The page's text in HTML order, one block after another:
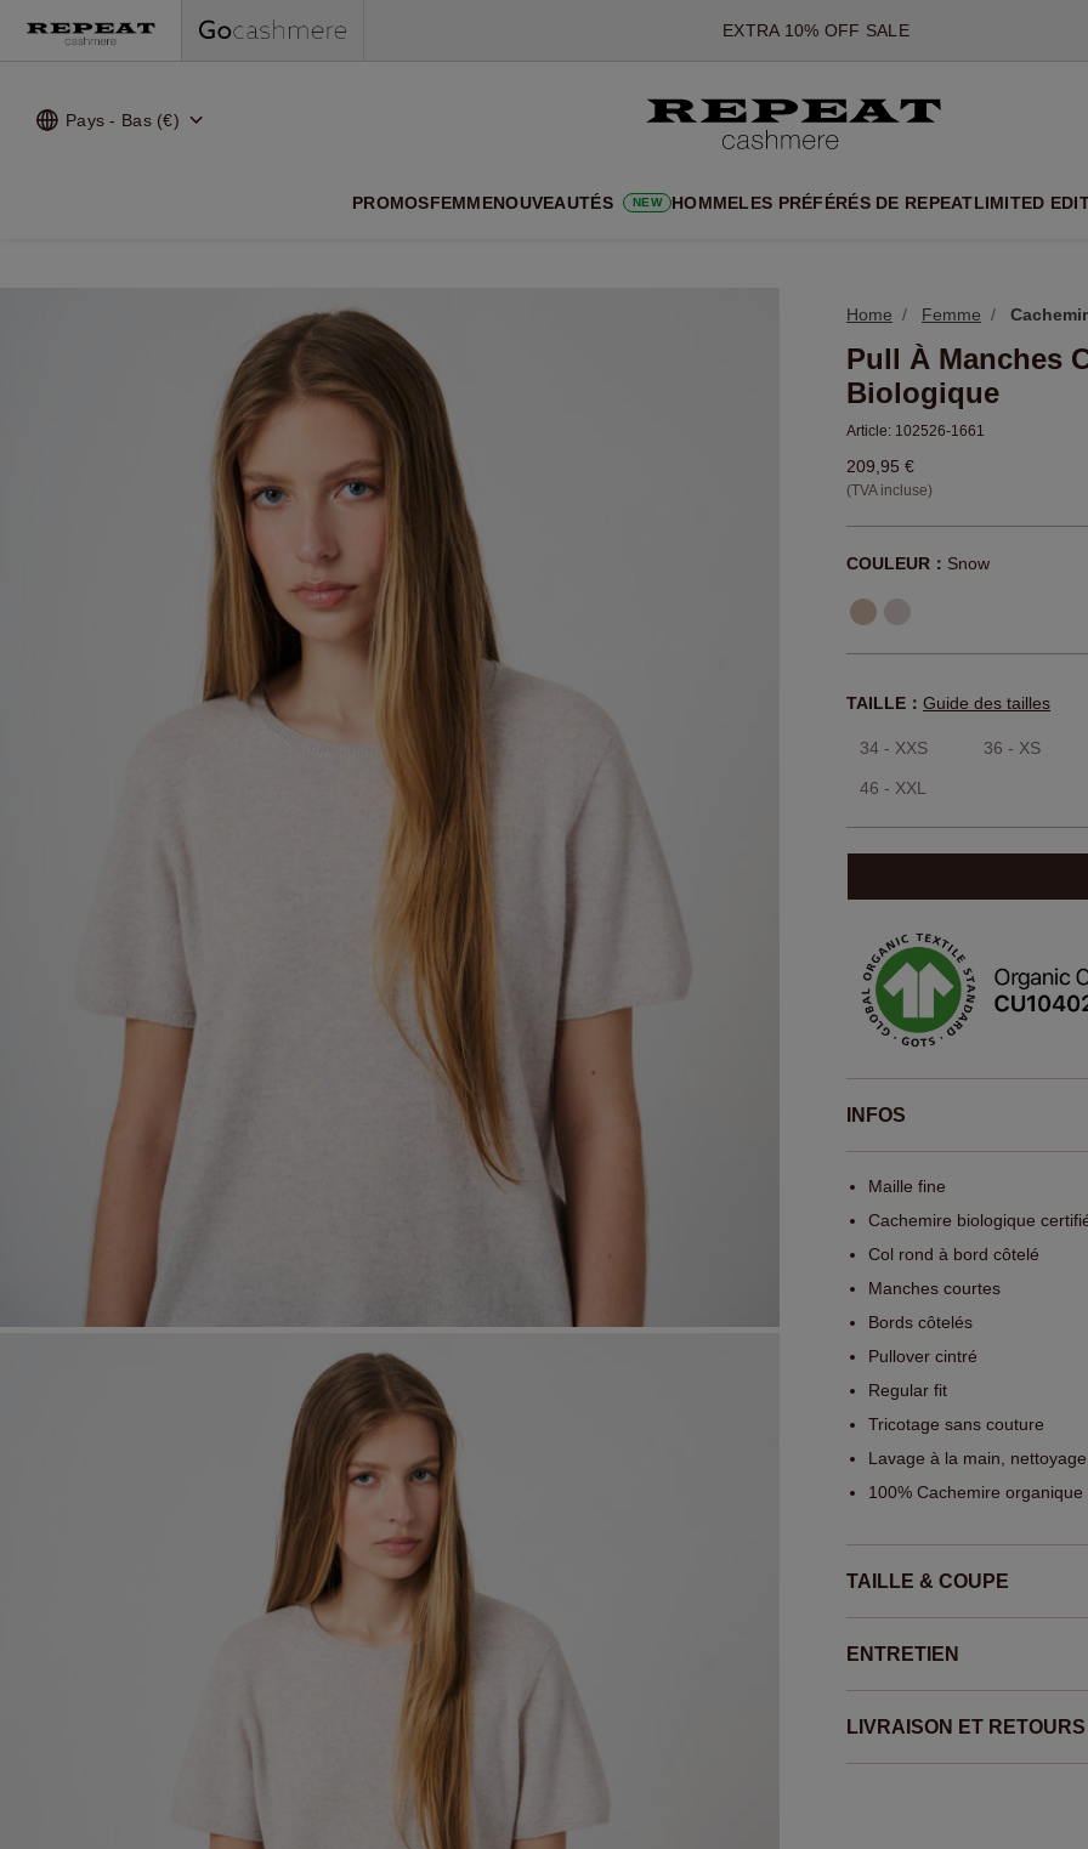
*CETTE OFFRE EST VALABLE JUSQU'AU 12 AOÛT 2026
*NON VALABLE SUR LIMITED EDITION
*EXCEPTIONS PEUVENT S'APPLIQUER
NOUVEAUTÉS EN CACHEMIRE
EXTRA 10% OFF SALE
Pays - Bas (€)
PROMOSFEMMENOUVEAUTÉS NEW HOMMELES PRÉFÉRÉS DE REPEATLIMITED
Home Femme
Pull À Manches
Biologique
Article: 102526-1661
209,95 €
(TVA incluse)
COULEUR： Snow
TAILLE： Guide des tailles
34 - XXS 36 - XS
46 - XXL
INFOS
Maille fine
Cachemire biologique
Col rond à bord côtelé
Manches courtes
Bords côtelés
Pullover cintré
Regular fit
Tricotage sans couture
Lavage à la main,
100% Cachemire
TAILLE & COUPE
ENTRETIEN
LIVRAISON ET RETOURS